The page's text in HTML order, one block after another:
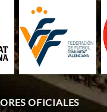
OFICIALES